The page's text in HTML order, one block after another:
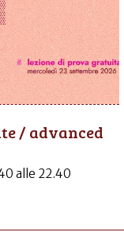
/ advanced
alle 22.40